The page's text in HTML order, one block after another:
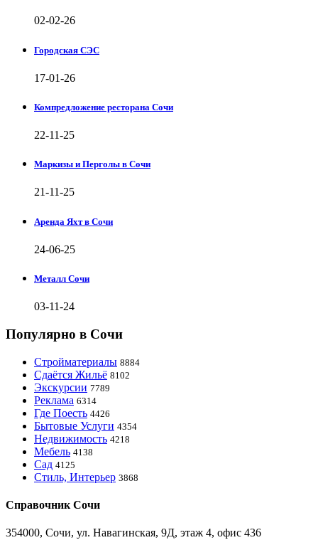
02-02-26
Городская СЭС
17-01-26
Компредложение ресторана Сочи
22-11-25
Маркизы и Перголы в Сочи
21-11-25
Аренда Яхт в Сочи
24-06-25
Металл Сочи
03-11-24
Популярно в Сочи
Стройматериалы 8884
Сдаётся Жильё 8102
Экскурсии 7789
Реклама 6314
Где Поесть 4426
Бытовые Услуги 4354
Недвижимость 4218
Мебель 4138
Сад 4125
Стиль, Интерьер 3868
Справочник Сочи
354000, Сочи, ул. Навагинская, 9Д, этаж 4, офис 436